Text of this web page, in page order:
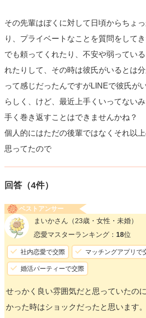
その先輩はぼくに対して日頃からちょ
り、プライベートなことを質問をして
でも頼ってくれたり、不安や弱ってい
れたりして、その時は彼氏がいるとは
って感じだったんですがLINEで彼氏が
らしく、けど、最近上手くいってない
手く巻き返すことはできませんかね？
個人的にはただの後輩ではなくそれ以
思ってたので
回答（4件）
ベストアンサー
まいかさん （23歳・女性・未婚）
恋愛マスターランキング： 18位
社内恋愛で交際 マッチングアプリで
婚活パーティーで交際
せっかく良い雰囲気だと思っていたの
かった時はショックだったと思います